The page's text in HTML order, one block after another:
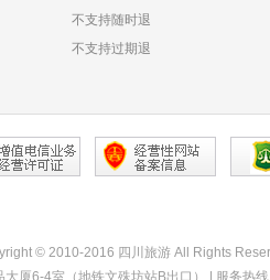
不支持随时退
不支持过期退
© 2010-2016 四川旅游 All Rights
厦6-4室（地铁文殊坊站B出口） | 服务